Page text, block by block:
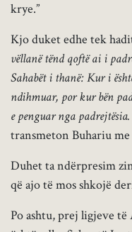
krye.”
Kjo duket edhe tek
vëllanë tënd qoftë ai i
Sahabët i thanë: Kur i
ndihmuar, por kur bën
e penguar nga
transmeton Buhariu
Duhet ta ndërpresim
që ajo të mos shkojë
Po ashtu, prej ligjeve të